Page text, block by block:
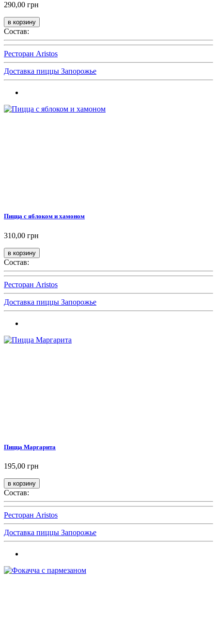
290,00 грн
Состав:
Ресторан Aristos
Доставка пиццы Запорожье
Пицца с яблоком и хамоном
310,00 грн
Состав:
Ресторан Aristos
Доставка пиццы Запорожье
Пицца Маргарита
195,00 грн
Состав:
Ресторан Aristos
Доставка пиццы Запорожье